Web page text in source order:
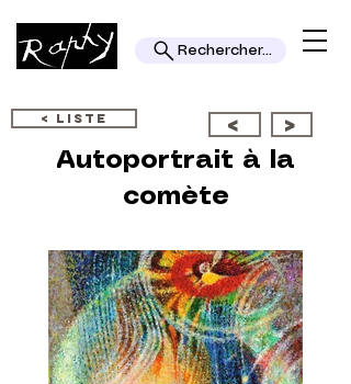
Rechercher...
< LISTE < >
Autoportrait à la
comète